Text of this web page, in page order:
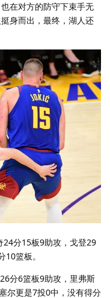
在对方的防守下束手无
身而出，最终，湖人还
24分15板9助攻，戈登29
篮板。
分6篮板9助攻，里弗斯
尔更是7投0中，没有得分